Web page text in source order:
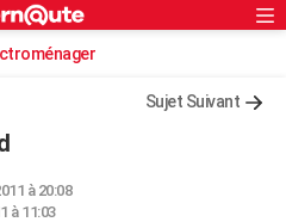
Sujet Suivant
à 20:08
à 11:03